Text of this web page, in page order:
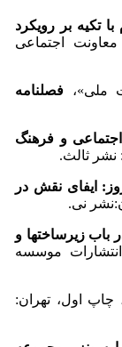
تکیه بر رویکرد
اجتماعی
فصلنامه
و فرهنگ
نشر ثالث.
ایفای نقش در
نی.
زیرساخت­ها و
موسسه
چاپ اول، تهران: